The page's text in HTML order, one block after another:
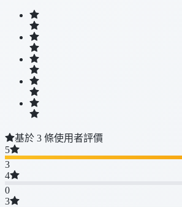
基於 3 條使用者評價
5
3
4
0
3